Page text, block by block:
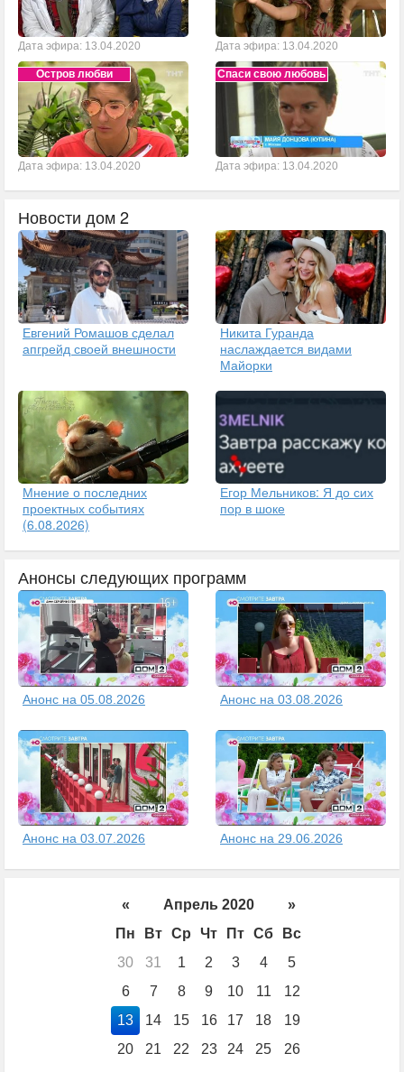
Дата эфира: 13.04.2020 Дата эфира: 13.04.2020
Остров любви
Дата эфира: 13.04.2020
Спаси свою любовь
Дата эфира: 13.04.2020
Новости дом 2
Евгений Ромашов сделал
апгрейд своей внешности
Никита Гуранда
наслаждается видами
Майорки
Мнение о последних
проектных событиях
(6.08.2026)
Егор Мельников: Я до сих
пор в шоке
Анонсы следующих программ
Анонс на 05.08.2026 Анонс на 03.08.2026
Анонс на 03.07.2026 Анонс на 29.06.2026
« Апрель 2020
»
Пн
Вт Ср Чт Пт Сб
Вс
30
31 1 2 3 4
5
6
7 8 9 10 11
12
13
14 15 16 17 18
19
20
21 22 23 24 25
26